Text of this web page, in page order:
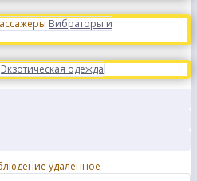
Вибраторы и
Экзотическая одежда